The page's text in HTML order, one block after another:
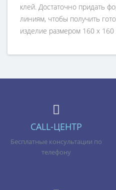
клей. Достаточно придать
линиям, чтобы получить
изделие размером 160 x
CALL-ЦЕНТР
Бесплатные консультации по
телефону